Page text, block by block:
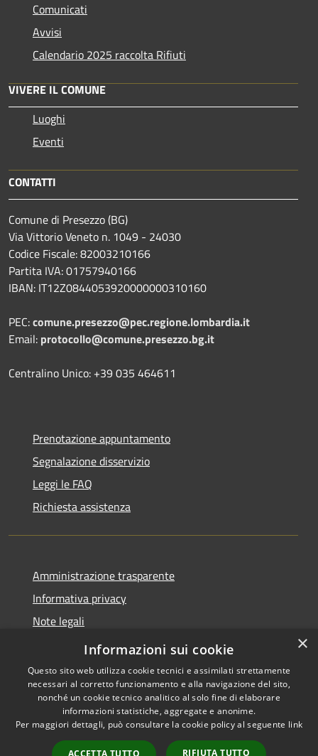
Comunicati
Avvisi
Calendario 2025 raccolta Rifiuti
VIVERE IL COMUNE
Luoghi
Eventi
CONTATTI
Comune di Presezzo (BG)
Via Vittorio Veneto n. 1049 - 24030
Codice Fiscale: 82003210166
Partita IVA: 01757940166
IBAN: IT12Z0844053920000000310160
PEC:comune.presezzo@pec.regione.lombardia.it
Email: protocollo@comune.presezzo.bg.it
Centralino Unico: +39 035 464611
Prenotazione appuntamento
Segnalazione disservizio
Leggi le FAQ
Richiesta assistenza
Amministrazione trasparente
Informativa privacy
Note legali
Dichiarazione di accessibilità
Accessibilità
Copyright © 2026 • Comune di
Presezzo • Powered by
Municipium• Accesso
×
Informazioni sui cookie
Questo sito web utilizza cookie tecnici e assimilati strettamente
necessari al corretto funzionamento e alla navigazione del sito,
nonché un cookie tecnico analitico al solo fine di elaborare
informazioni statistiche, aggregate e anonime.
Per maggiori dettagli, può consultare la cookie policy al seguente link
ACCETTA TUTTO RIFIUTA TUTTO